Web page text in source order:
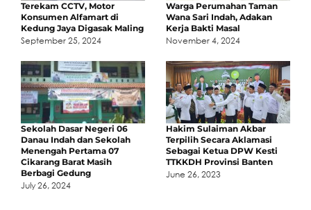
Terekam CCTV, Motor
Konsumen Alfamart di
Kedung Jaya Digasak Maling
September 25, 2024
Warga Perumahan Taman
Wana Sari Indah, Adakan
Kerja Bakti Masal
November 4, 2024
Sekolah Dasar Negeri 06
Danau Indah dan Sekolah
Menengah Pertama 07
Cikarang Barat Masih
Berbagi Gedung
July 26, 2024
Hakim Sulaiman Akbar
Terpilih Secara Aklamasi
Sebagai Ketua DPW Kesti
TTKKDH Provinsi Banten
June 26, 2023